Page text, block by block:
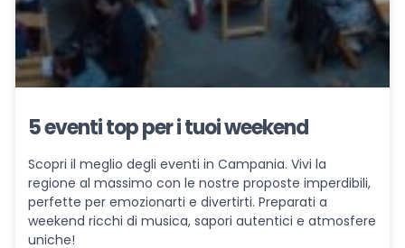
5 eventi top per i tuoi weekend
Scopri il meglio degli eventi in Campania. Vivi la
regione al massimo con le nostre proposte imperdibili,
perfette per emozionarti e divertirti. Preparati a
weekend ricchi di musica, sapori autentici e atmosfere
uniche!